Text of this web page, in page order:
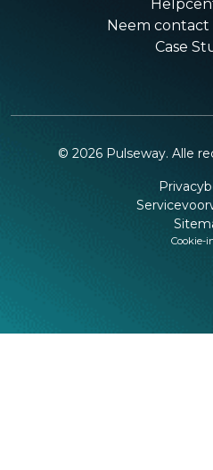
Neem
Case
© 2026 Pulseway. Alle
Cookie-